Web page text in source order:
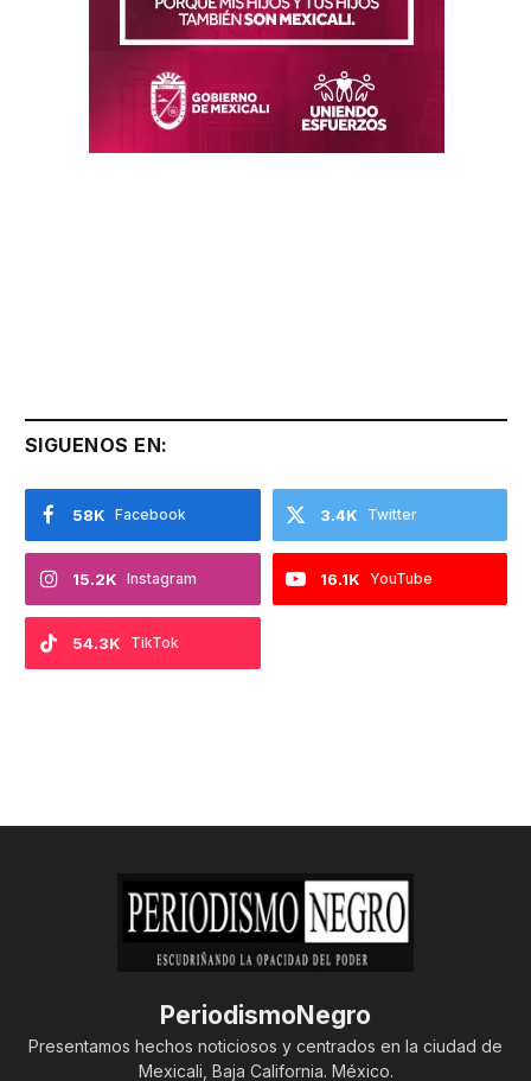
SIGUENOS EN:
Facebook
58K Twitter
3.4K
Instagram
15.2K YouTube
16.1K
TikTok
54.3K
PeriodismoNegro
Presentamos hechos noticiosos y centrados en la ciudad de
Mexicali, Baja California. México.